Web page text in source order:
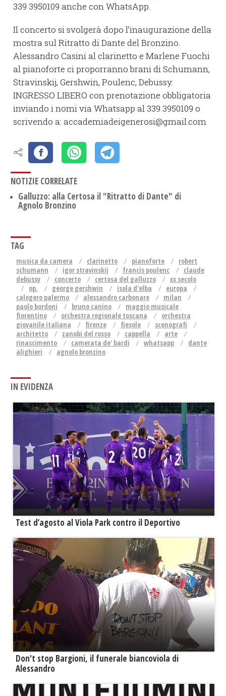
339 3950109 anche con WhatsApp.
Il concerto si svolgerà dopo l’inaugurazione della
mostra sul Ritratto di Dante del Bronzino.
Alessandro Casini al clarinetto e Marlene Fuochi
al pianoforte ci proporranno brani di Schumann,
Stravinskij, Gershwin, Poulenc, Debussy.
INGRESSO LIBERO con prenotazione obbligatoria
inviando i nomi via Whatsapp al 339 3950109 o
scrivendo a: accademiadeigenerosi@gmail.com
NOTIZIE CORRELATE
Galluzzo: alla Certosa il "Ritratto di Dante" di
Agnolo Bronzino
TAG
musica da camera clarinetto pianoforte
robert
schumann
igor stravinskij francis poulenc
claude
debussy
concerto certosa del galluzzo
xx secolo
op.
george gershwin isola d'elba
europa
calogero palermo
alessandro carbonare
milan
paolo bordoni
bruno canino
maggio musicale
fiorentino
orchestra regionale toscana
orchestra
giovanile italiana
firenze fiesole
scenografi
architetto
zanobi del rosso cappella
arte
rinascimento
camerata de' bardi whatsapp
dante
alighieri
agnolo bronzino
IN EVIDENZA
Test d’agosto al Viola Park contro il Deportivo
Don't stop Bargioni, il funerale biancoviola di
Alessandro